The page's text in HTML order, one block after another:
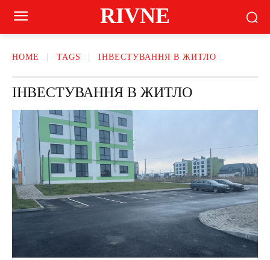
RIVNE
HOME TAGS ІНВЕСТУВАННЯ В ЖИТЛО
ІНВЕСТУВАННЯ В ЖИТЛО